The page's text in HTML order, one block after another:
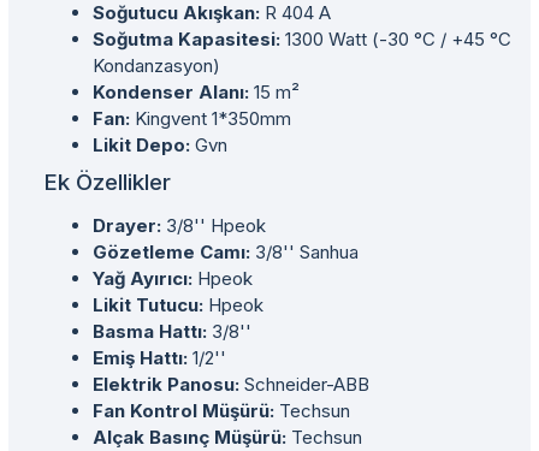
Soğutucu Akışkan: R 404 A
Soğutma Kapasitesi: 1300 Watt (-30 °C / +45 °C
Kondanzasyon)
Kondenser Alanı: 15 m²
Fan: Kingvent 1*350mm
Likit Depo: Gvn
Ek Özellikler
Drayer: 3/8'' Hpeok
Gözetleme Camı: 3/8'' Sanhua
Yağ Ayırıcı: Hpeok
Likit Tutucu: Hpeok
Basma Hattı: 3/8''
Emiş Hattı: 1/2''
Elektrik Panosu: Schneider-ABB
Fan Kontrol Müşürü: Techsun
Alçak Basınç Müşürü: Techsun